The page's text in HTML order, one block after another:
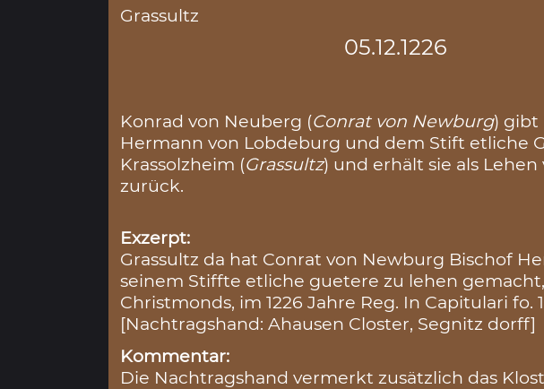
Grassultz
05.12.1226
Konrad von Neuberg (Conrat von Newburg) gibt
Hermann von Lobdeburg und dem Stift etliche
Krassolzheim (Grassultz) und erhält sie als
zurück.
Exzerpt:
Grassultz da hat Conrat von Newburg Bischof
seinem Stiffte etliche guetere zu lehen
Christmonds, im 1226 Jahre Reg. In Capitulari fo.
[Nachtragshand: Ahausen Closter, Segnitz dorff]
Kommentar:
Die Nachtragshand vermerkt zusätzlich das